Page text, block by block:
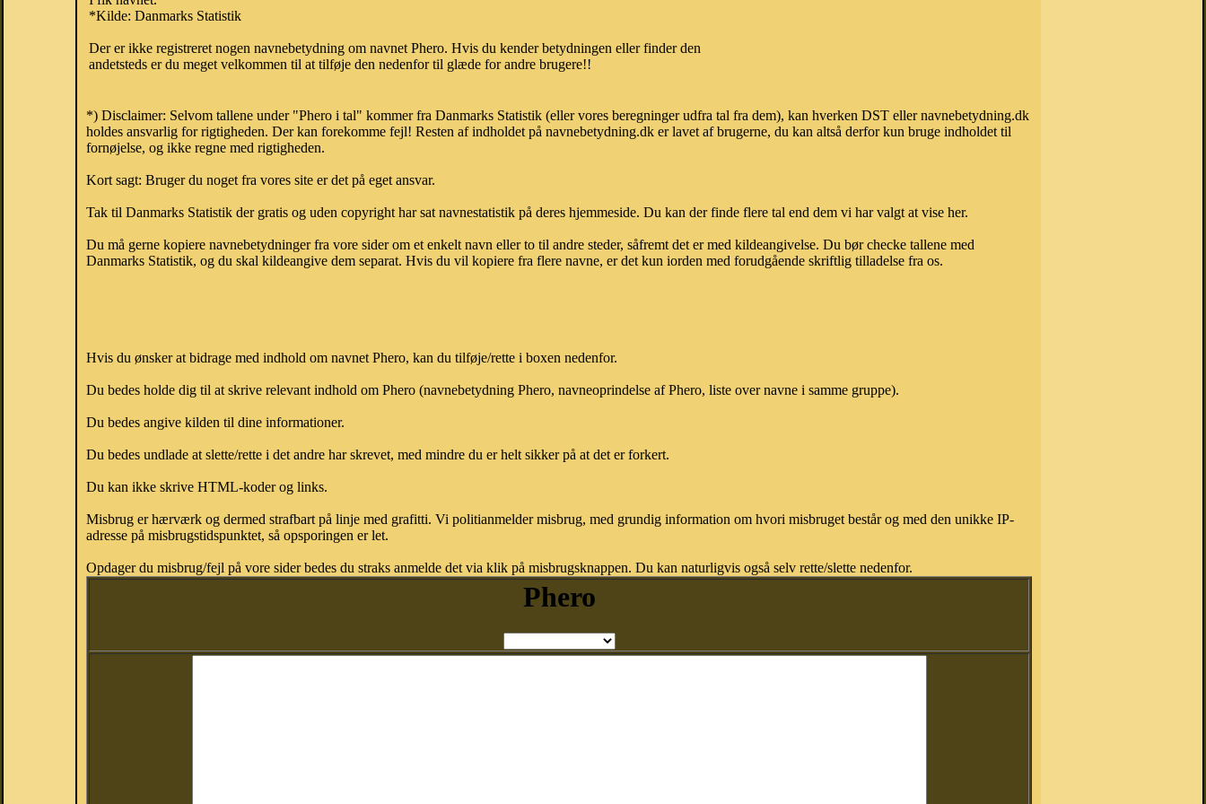
*Kilde: Danmarks Statistik
Der er ikke registreret nogen navnebetydning om navnet Phero. Hvis du kender betydningen eller finder den
andetsteds er du meget velkommen til at tilføje den nedenfor til glæde for andre brugere!!
*) Disclaimer: Selvom tallene under "Phero i tal" kommer fra Danmarks Statistik (eller vores beregninger udfra tal fra dem), kan hverken DST eller navnebetydning.dk
holdes ansvarlig for rigtigheden. Der kan forekomme fejl! Resten af indholdet på navnebetydning.dk er lavet af brugerne, du kan altså derfor kun bruge indholdet til
fornøjelse, og ikke regne med rigtigheden.
Kort sagt: Bruger du noget fra vores site er det på eget ansvar.
Tak til Danmarks Statistik der gratis og uden copyright har sat navnestatistik på deres hjemmeside. Du kan der finde flere tal end dem vi har valgt at vise her.
Du må gerne kopiere navnebetydninger fra vore sider om et enkelt navn eller to til andre steder, såfremt det er med kildeangivelse. Du bør checke tallene med
Danmarks Statistik, og du skal kildeangive dem separat. Hvis du vil kopiere fra flere navne, er det kun iorden med forudgående skriftlig tilladelse fra os.
Hvis du ønsker at bidrage med indhold om navnet Phero, kan du tilføje/rette i boxen nedenfor.
Du bedes holde dig til at skrive relevant indhold om Phero (navnebetydning Phero, navneoprindelse af Phero, liste over navne i samme gruppe).
Du bedes angive kilden til dine informationer.
Du bedes undlade at slette/rette i det andre har skrevet, med mindre du er helt sikker på at det er forkert.
Du kan ikke skrive HTML-koder og links.
Misbrug er hærværk og dermed strafbart på linje med grafitti. Vi politianmelder misbrug, med grundig information om hvori misbruget består og med den unikke IP-
adresse på misbrugstidspunktet, så opsporingen er let.
Opdager du misbrug/fejl på vore sider bedes du straks anmelde det via klik på misbrugsknappen. Du kan naturligvis også selv rette/slette nedenfor.
Phero